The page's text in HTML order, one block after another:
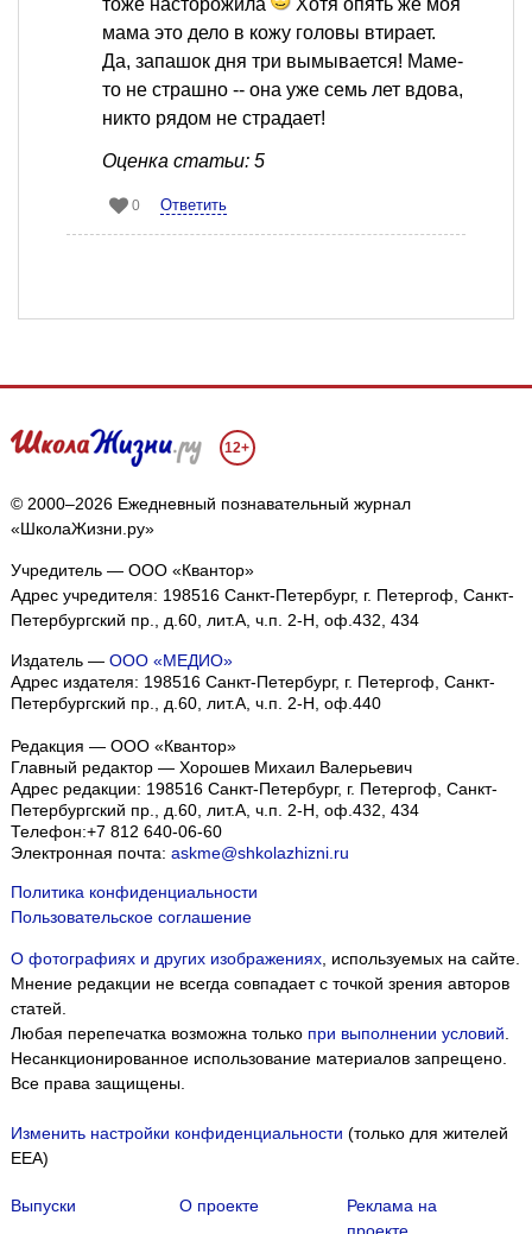
мама это дело в кожу головы втирает.
Да, запашок дня три вымывается! Маме-
то не страшно -- она уже семь лет вдова,
никто рядом не страдает!
Оценка статьи: 5
0 Ответить
12+
© 2000–2026 Ежедневный познавательный журнал
«ШколаЖизни.ру»
Учредитель — ООО «Квантор»
Адрес учредителя: 198516 Санкт-Петербург, г. Петергоф, Санкт-
Петербургский пр., д.60, лит.А, ч.п. 2-Н, оф.432, 434
Издатель — ООО «МЕДИО»
Адрес издателя: 198516 Санкт-Петербург, г. Петергоф, Санкт-
Петербургский пр., д.60, лит.А, ч.п. 2-Н, оф.440
Редакция — ООО «Квантор»
Главный редактор — Хорошев Михаил Валерьевич
Адрес редакции: 198516 Санкт-Петербург, г. Петергоф Санкт-
Петербургский пр., д.60, лит.А, ч.п. 2-Н, оф.432, 434
Телефон:+7 812 640-06-60
Электронная почта: askme@shkolazhizni.ru
Политика конфиденциальности
Пользовательское соглашение
О фотографиях и других изображениях, используемых на сайте.
Мнение редакции не всегда совпадает с точкой зрения авторов
статей.
Любая перепечатка возможна только при выполнении условий
Несанкционированное использование материалов запрещено.
Все права защищены.
Изменить настройки конфиденциальности (только для жителей
EEA)
Выпуски
О проекте
Реклама на
проекте